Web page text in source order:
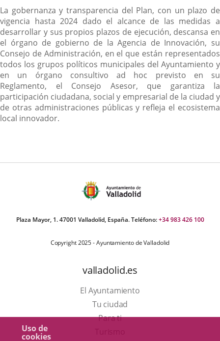
Uso de
cookies
La gobernanza y transparencia del Plan, con un plazo de
vigencia hasta 2024 dado el alcance de las medidas a
desarrollar y sus propios plazos de ejecución, descansa en
el órgano de gobierno de la Agencia de Innovación, su
Consejo de Administración, en el que están representados
todos los grupos políticos municipales del Ayuntamiento y
en un órgano consultivo ad hoc previsto en su
Reglamento, el Consejo Asesor, que garantiza la
participación ciudadana, social y empresarial de la ciudad y
de otras administraciones públicas y refleja el ecosistema
local innovador.
Plaza Mayor, 1. 47001 Valladolid, España. Teléfono:+34 983 426 100
Copyright 2025 - Ayuntamiento de Valladolid
valladolid.es
El Ayuntamiento
Tu ciudad
Para ti